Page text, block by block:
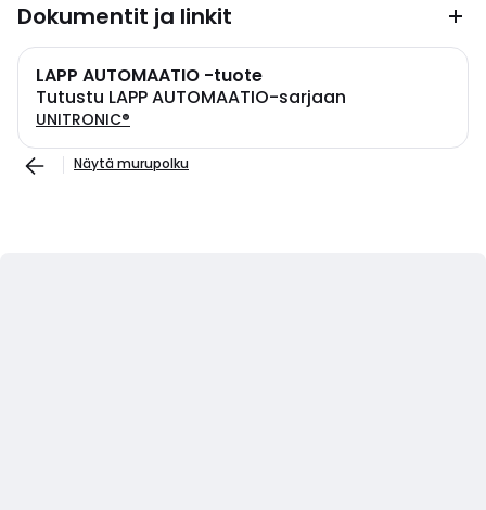
Dokumentit ja linkit
LAPP AUTOMAATIO -tuote
Tutustu LAPP AUTOMAATIO-sarjaan
UNITRONIC®
Näytä murupolku